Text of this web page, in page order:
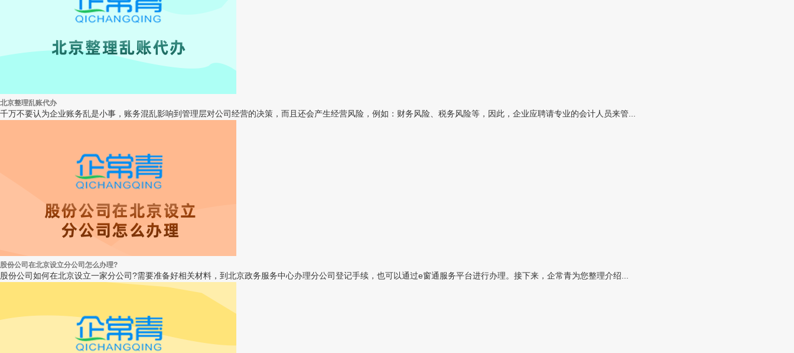
北京整理乱账代办
千万不要认为企业账务乱是小事，账务混乱影响到管理层对公司经营的决策，而且还会产生经营风险，例如：财务风险、税务风险等，因此，企业应聘请专业的会计人员来管...
股份公司在北京设立分公司怎么办理?
股份公司如何在北京设立一家分公司?需要准备好相关材料，到北京政务服务中心办理分公司登记手续，也可以通过e窗通服务平台进行办理。接下来，企常青为您整理介绍...